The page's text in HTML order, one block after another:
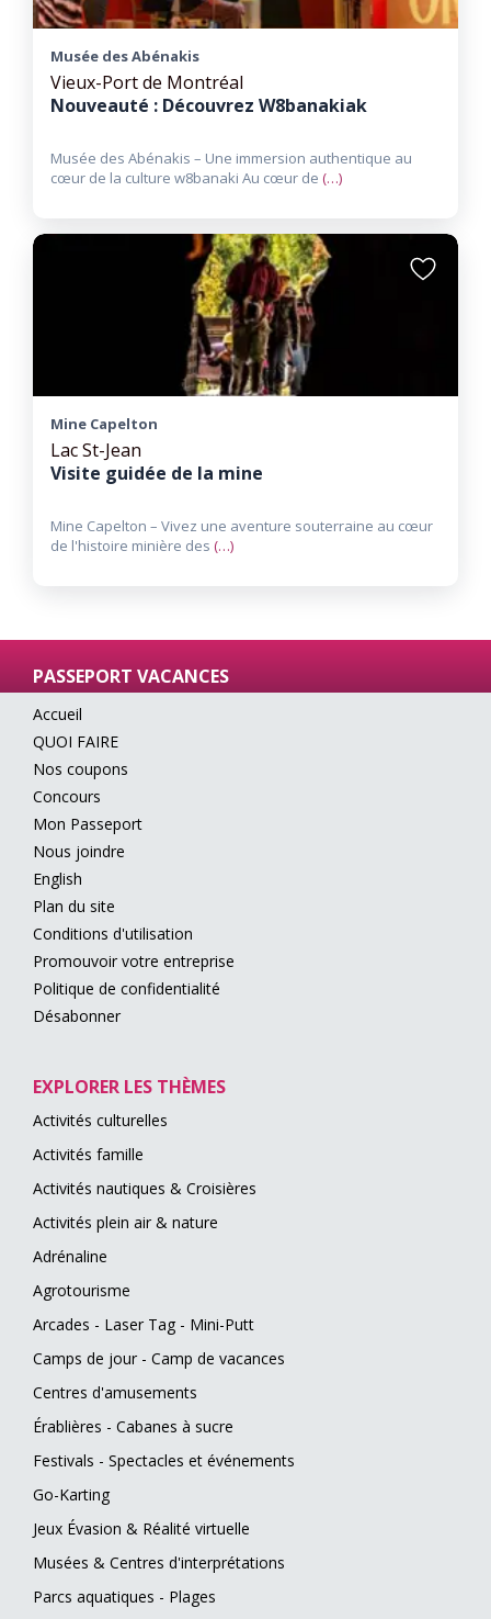
Musée des Abénakis
Vieux-Port de Montréal
Nouveauté : Découvrez W8banakiak
Musée des Abénakis – Une immersion authentique au
cœur de la culture w8banaki Au cœur de (…)
Ajouter
Mine Capelton
Lac St-Jean
Visite guidée de la mine
Mine Capelton – Vivez une aventure souterraine au cœur
de l'histoire minière des (…)
PASSEPORT VACANCES
Accueil
QUOI FAIRE
Nos coupons
Concours
Mon Passeport
Nous joindre
English
Plan du site
Conditions d'utilisation
Promouvoir votre entreprise
Politique de confidentialité
Désabonner
EXPLORER LES THÈMES
Activités culturelles
Activités famille
Activités nautiques & Croisières
Activités plein air & nature
Adrénaline
Agrotourisme
Arcades - Laser Tag - Mini-Putt
Camps de jour - Camp de vacances
Centres d'amusements
Érablières - Cabanes à sucre
Festivals - Spectacles et événements
Go-Karting
Jeux Évasion & Réalité virtuelle
Musées & Centres d'interprétations
Parcs aquatiques - Plages